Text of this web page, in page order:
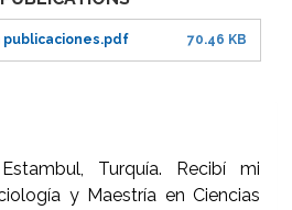
publicaciones.pdf 70.46 KB
Turquía. Recibí mi
y Maestría en Ciencias